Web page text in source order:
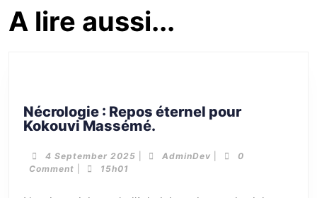
A lire aussi...
Nécrologie : Repos éternel pour
Kokouvi Massémé.
4 September 2025 AdminDev
0
Comment
15h01